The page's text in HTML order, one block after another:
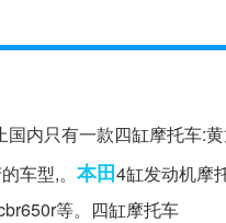
内只有一款四缸摩托车:
车型,。 本田4缸发动机摩
等。四缸摩托车